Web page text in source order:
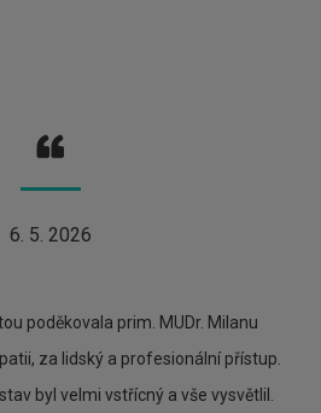
6. 5. 2026
poděkovala prim. MUDr. Milanu
za lidský a profesionální přístup.
byl velmi vstřícný a vše vysvětlil.